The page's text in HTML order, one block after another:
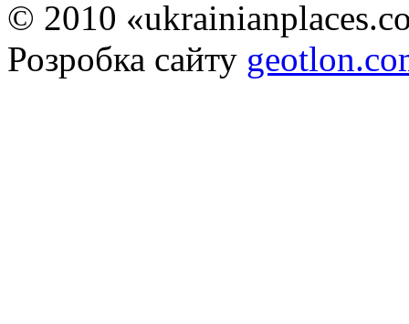
© 2010
Розробка сайту